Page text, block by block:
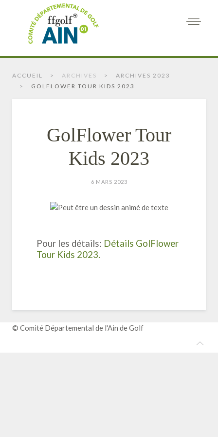
ACCUEIL ARCHIVES
ARCHIVES 2023
GOLFLOWER TOUR KIDS 2023
GolFlower Tour
Kids 2023
6 MARS 2023
Pour les détails: Détails GolFlower
Tour Kids 2023.
© Comité Départemental de l'Ain de Golf